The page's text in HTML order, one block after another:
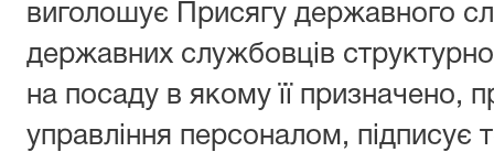
виголошує Присягу державного
державних службовців
на посаду в якому її призначено,
управління персоналом, підписує